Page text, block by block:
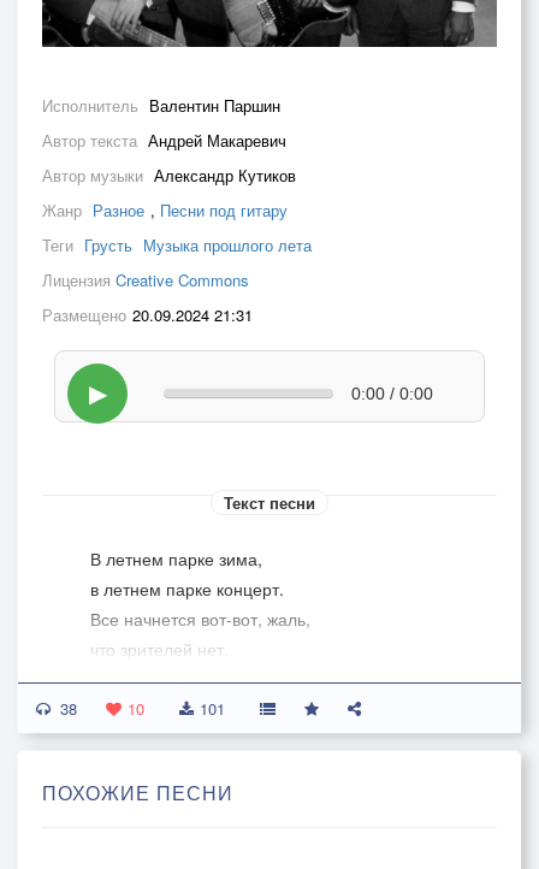
Исполнитель Валентин Паршин
Автор текста Андрей Макаревич
Автор музыки Александр Кутиков
Жанр Разное , Песни под гитару
Теги Грусть Музыка прошлого лета
Лицензия Creative Commons
Размещено 20.09.2024 21:31
▶ 0:00 / 0:00
Текст песни
В летнем парке зима,
в летнем парке концерт.
Все начнется вот-вот, жаль,
что зрителей нет.
И оркестр укрыт снегом,
словно вата - глухим снегом,
И соната слышна едва-едва.
Голос скрипки звенит,
38 10 101
ПОХОЖИЕ ПЕСНИ